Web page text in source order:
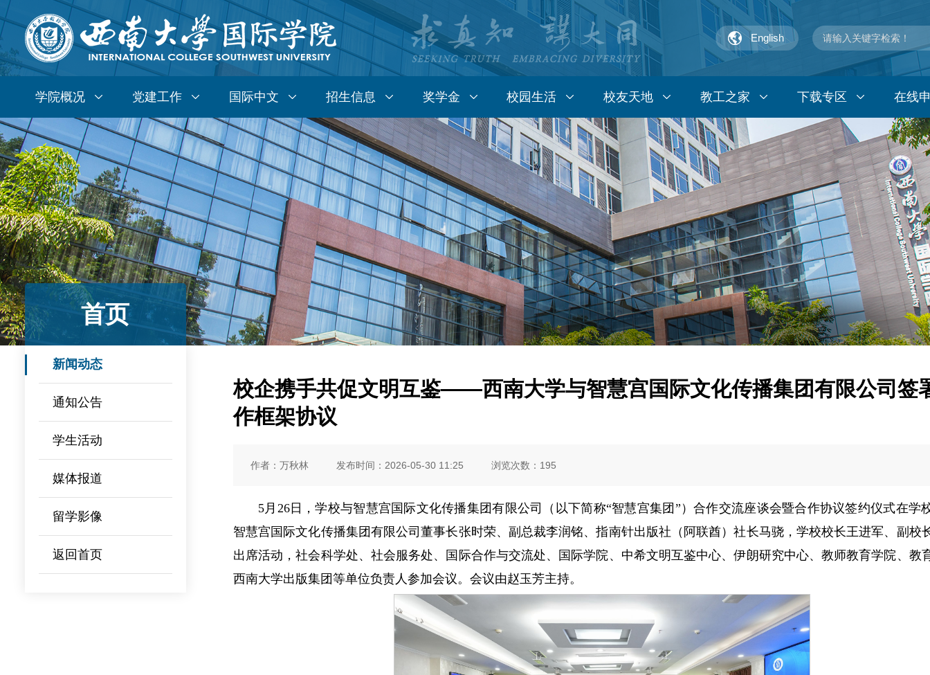
English
学院概况 党建工作 国际中文 招生信息 奖学金 校园生活 校友天地 教工之家 下载专区 在线
首页
新闻动态
通知公告
学生活动
媒体报道
留学影像
返回首页
校企携手共促文明互鉴——西南大学与智慧宫国际文化传播集团有限公司签
作框架协议
作者：万秋林 发布时间：2026-05-30 11:25 浏览次数： 195
5月26日，学校与智慧宫国际文化传播集团有限公司（以下简称“智慧宫集团”）合作交流座谈会暨合作协议签约仪式在学
智慧宫国际文化传播集团有限公司董事长张时荣、副总裁李润铭、指南针出版社（阿联酋）社长马骁，学校校长王进军、副校
出席活动，社会科学处、社会服务处、国际合作与交流处、国际学院、中希文明互鉴中心、伊朗研究中心、教师教育学院、教
西南大学出版集团等单位负责人参加会议。会议由赵玉芳主持。